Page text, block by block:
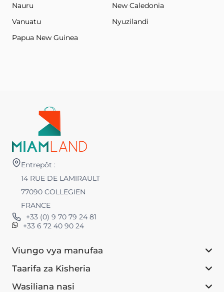
Nauru
New Caledonia
Vanuatu
Nyuzilandi
Papua New Guinea
Entrepôt :
14 RUE DE LAMIRAULT
77090 COLLEGIEN
FRANCE
+33 (0) 9 70 79 24 81
+33 6 72 40 90 24
Viungo vya manufaa
Taarifa za Kisheria
Wasiliana nasi